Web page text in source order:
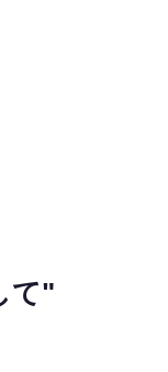
て"